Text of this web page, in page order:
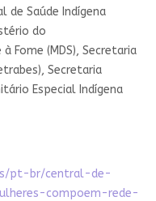
de Saúde Indígena
do
Fome (MDS), Secretaria
Secretaria
Especial Indígena
pt-br/central-de-
compoem-rede-